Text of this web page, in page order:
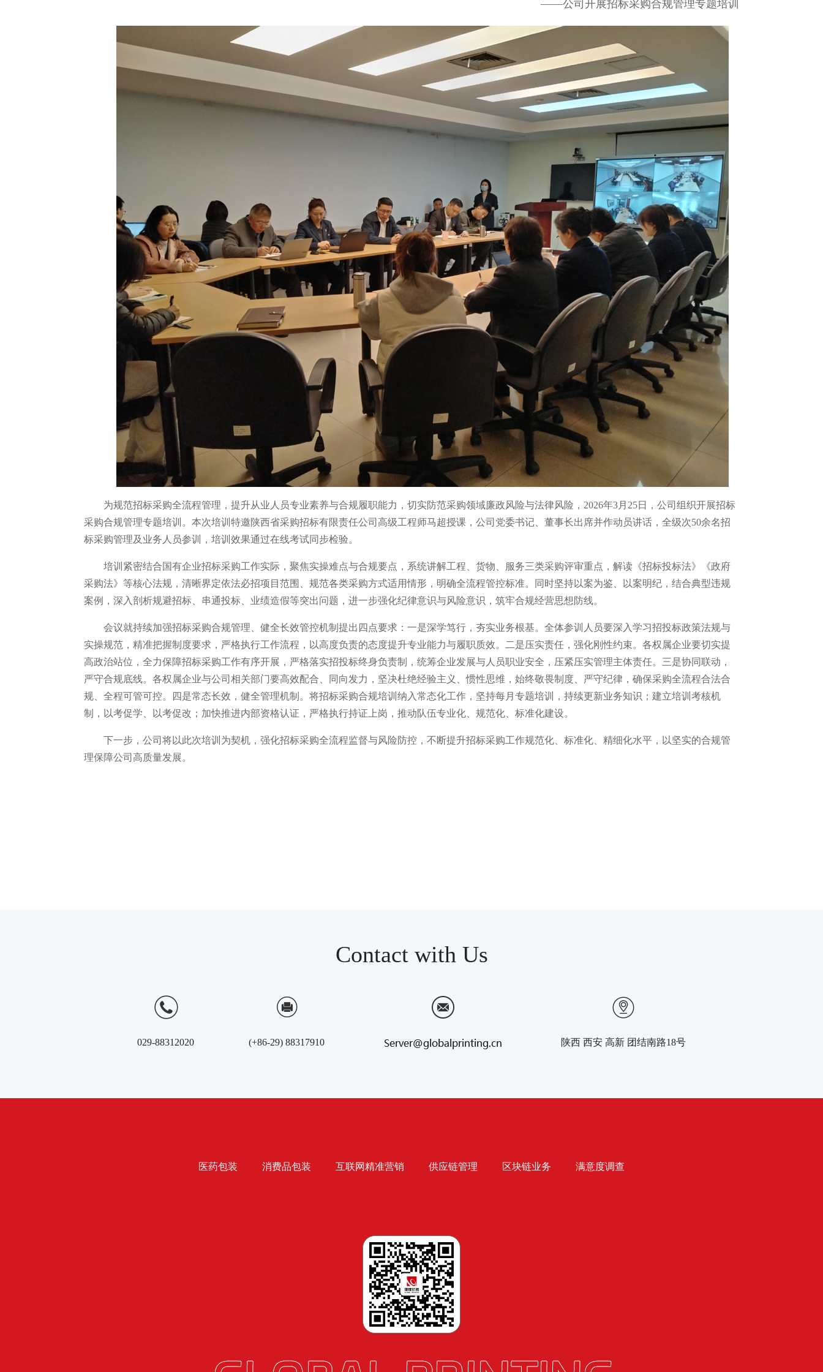
——公司开展招标采购合规管理专题培训
为规范招标采购全流程管理，提升从业人员专业素养与合规履职能力，切实防范采购领域廉政风险与法律风险，2026年3月25日，公司组织开展招标
采购合规管理专题培训。本次培训特邀陕西省采购招标有限责任公司高级工程师马超授课，公司党委书记、董事长出席并作动员讲话，全级次50余名招
标采购管理及业务人员参训，培训效果通过在线考试同步检验。
培训紧密结合国有企业招标采购工作实际，聚焦实操难点与合规要点，系统讲解工程、货物、服务三类采购评审重点，解读《招标投标法》《政府
采购法》等核心法规，清晰界定依法必招项目范围、规范各类采购方式适用情形，明确全流程管控标准。同时坚持以案为鉴、以案明纪，结合典型违规
案例，深入剖析规避招标、串通投标、业绩造假等突出问题，进一步强化纪律意识与风险意识，筑牢合规经营思想防线。
会议就持续加强招标采购合规管理、健全长效管控机制提出四点要求：一是深学笃行，夯实业务根基。全体参训人员要深入学习招投标政策法规与
实操规范，精准把握制度要求，严格执行工作流程，以高度负责的态度提升专业能力与履职质效。二是压实责任，强化刚性约束。各权属企业要切实提
高政治站位，全力保障招标采购工作有序开展，严格落实招投标终身负责制，统筹企业发展与人员职业安全，压紧压实管理主体责任。三是协同联动，
严守合规底线。各权属企业与公司相关部门要高效配合、同向发力，坚决杜绝经验主义、惯性思维，始终敬畏制度、严守纪律，确保采购全流程合法合
规、全程可管可控。四是常态长效，健全管理机制。将招标采购合规培训纳入常态化工作，坚持每月专题培训，持续更新业务知识；建立培训考核机
制，以考促学、以考促改；加快推进内部资格认证，严格执行持证上岗，推动队伍专业化、规范化、标准化建设。
下一步，公司将以此次培训为契机，强化招标采购全流程监督与风险防控，不断提升招标采购工作规范化、标准化、精细化水平，以坚实的合规管
理保障公司高质量发展。
Contact with Us
029-88312020 (+86-29) 88317910 陕西 西安 高新 团结南路18号
医药包装 消费品包装 互联网精准营销 供应链管理 区块链业务 满意度调查